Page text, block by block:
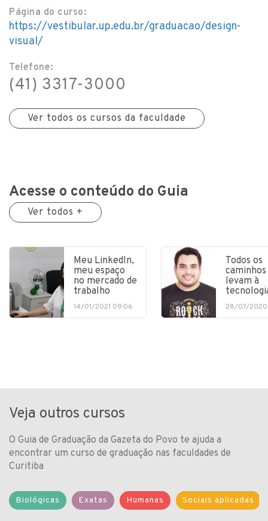
Página do curso:
https://vestibular.up.edu.br/graduacao/design-
visual/
Telefone:
(41) 3317-3000
Ver todos os cursos da faculdade
Acesse o conteúdo do Guia
Ver todos +
Meu LinkedIn,
meu espaço
no mercado de
trabalho
14/01/2021 09:06
Todos os
caminhos
levam à
28/07/2020
Veja outros cursos
O Guia de Graduação da Gazeta do Povo te ajuda a
encontrar um curso de graduação nas faculdades de
Curitiba
Biológicas Exatas Humanas Sociais aplicadas